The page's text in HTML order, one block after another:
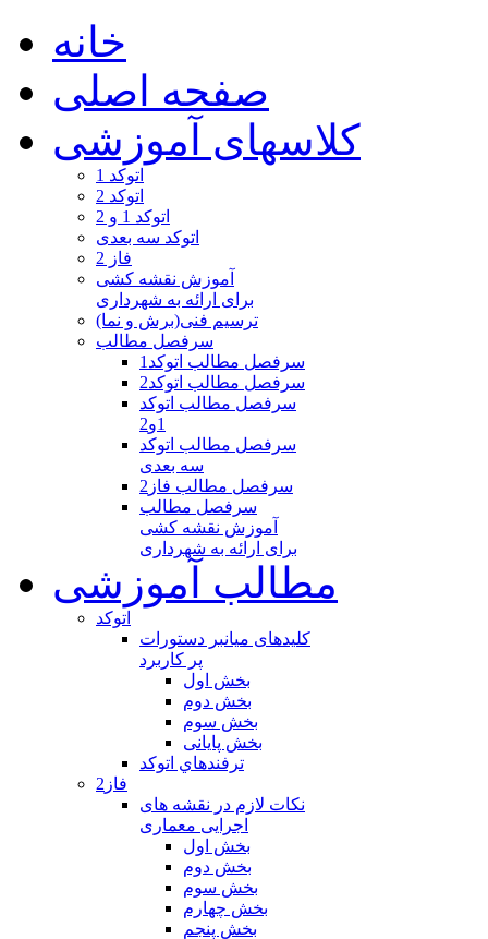
خانه
صفحه اصلی
کلاسهای آموزشی
اتوکد 1
اتوکد 2
اتوکد 1 و 2
اتوکد سه بعدی
فاز 2
آموزش نقشه کشی
برای ارائه به شهرداری
ترسیم فنی(برش و نما)
سرفصل مطالب
سرفصل مطالب اتوکد1
سرفصل مطالب اتوکد2
سرفصل مطالب اتوکد
1و2
سرفصل مطالب اتوکد
سه بعدی
سرفصل مطالب فاز2
سرفصل مطالب
آموزش نقشه کشی
برای ارائه به شهرداری
مطالب آموزشی
اتوکد
کلیدهای میانبر دستورات
پر کاربرد
بخش اول
بخش دوم
بخش سوم
بخش پایانی
ترفندهاي اتوكد
فاز2
نکات لازم در نقشه های
اجرایی معماری
بخش اول
بخش دوم
بخش سوم
بخش چهارم
بخش پنجم